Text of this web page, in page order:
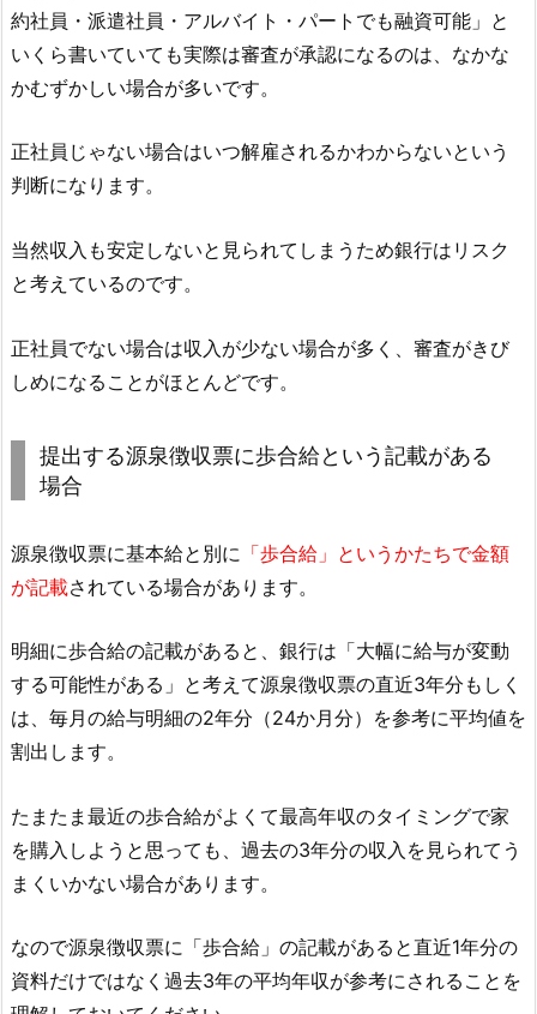
約社員・派遣社員・アルバイト・パートでも融資可能」と
いくら書いていても実際は審査が承認になるのは、なかな
かむずかしい場合が多いです。
正社員じゃない場合はいつ解雇されるかわからないという
判断になります。
当然収入も安定しないと見られてしまうため銀行はリスク
と考えているのです。
正社員でない場合は収入が少ない場合が多く、審査がきび
しめになることがほとんどです。
提出する源泉徴収票に歩合給という記載がある
場合
源泉徴収票に基本給と別に 「歩合給」というかたちで金額
が記載されている場合があります。
明細に歩合給の記載があると、銀行は「大幅に給与が変動
する可能性がある」と考えて源泉徴収票の直近3年分もしく
は、毎月の給与明細の2年分（24か月分）を参考に平均値を
割出します。
たまたま最近の歩合給がよくて最高年収のタイミングで家
を購入しようと思っても、過去の3年分の収入を見られてう
まくいかない場合があります。
なので源泉徴収票に「歩合給」の記載があると直近1年分の
資料だけではなく過去3年の平均年収が参考にされることを